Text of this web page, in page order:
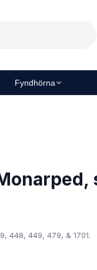
Fyndhörna
448, 449, 479, & 1701.